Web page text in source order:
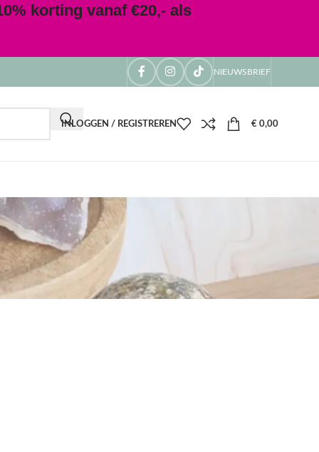
korting vanaf €20,- als
NIEUWSBRIEF
INLOGGEN / REGISTREREN €0,00